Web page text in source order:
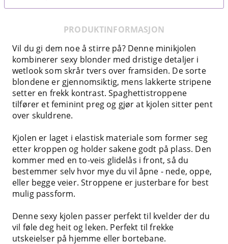
PRODUKTINFORMASJON
Vil du gi dem noe å stirre på? Denne minikjolen
kombinerer sexy blonder med dristige detaljer i
wetlook som skrår tvers over framsiden. De sorte
blondene er gjennomsiktig, mens lakkerte stripene
setter en frekk kontrast. Spaghettistroppene
tilfører et feminint preg og gjør at kjolen sitter pent
over skuldrene.
Kjolen er laget i elastisk materiale som former seg
etter kroppen og holder sakene godt på plass. Den
kommer med en to-veis glidelås i front, så du
bestemmer selv hvor mye du vil åpne - nede, oppe,
eller begge veier. Stroppene er justerbare for best
mulig passform.
Denne sexy kjolen passer perfekt til kvelder der du
vil føle deg heit og leken. Perfekt til frekke
utskeielser på hjemme eller bortebane.